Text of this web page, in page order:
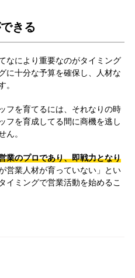
きる
なにより重要なのがタイミング
に十分な予算を確保し、人材な
。
フを育てるには、それなりの時
フを育成してる間に商機を逃し
ん。
業のプロであり、即戦力となり
営業人材が育っていない」とい
イミングで営業活動を始めるこ